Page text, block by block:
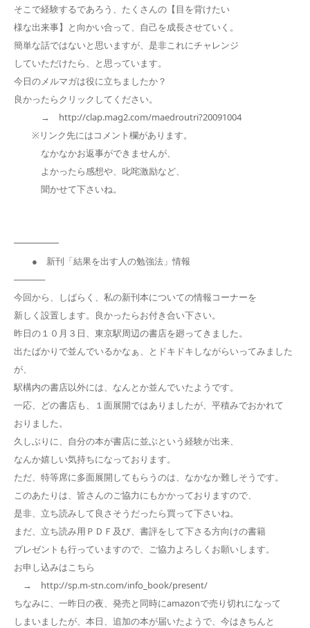
そこで経験するであろう、たくさんの【目を背けたい
様な出来事】と向かい合って、自己を成長させていく。
簡単な話ではないと思いますが、是非これにチャレンジ
していただけたら、と思っています。
今日のメルマガは役に立ちましたか？
良かったらクリックしてください。
→ http://clap.mag2.com/maedroutri?20091004
※リンク先にはコメント欄があります。
なかなかお返事ができませんが、
よかったら感想や、叱咤激励など、
聞かせて下さいね。
━━━━━
● 新刊「結果を出す人の勉強法」情報
─────
今回から、しばらく、私の新刊本についての情報コーナーを
新しく設置します。良かったらお付き合い下さい。
昨日の１０月３日、東京駅周辺の書店を廻ってきました。
出たばかりで並んでいるかなぁ、とドキドキしながらいってみました
が、
駅構内の書店以外には、なんとか並んでいたようです。
一応、どの書店も、１面展開ではありましたが、平積みでおかれて
おりました。
久しぶりに、自分の本が書店に並ぶという経験が出来、
なんか嬉しい気持ちになっております。
ただ、特等席に多面展開してもらうのは、なかなか難しそうです。
このあたりは、皆さんのご協力にもかかっておりますので、
是非、立ち読みして良さそうだったら買って下さいね。
まだ、立ち読み用ＰＤＦ及び、書評をして下さる方向けの書籍
プレゼントも行っていますので、ご協力よろしくお願いします。
お申し込みはこちら
→ http://sp.m-stn.com/info_book/present/
ちなみに、一昨日の夜、発売と同時にamazonで売り切れになって
しまいましたが、本日、追加の本が届いたようで、今はきちんと